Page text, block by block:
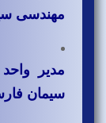
مهندسی
مدیر
سیمان